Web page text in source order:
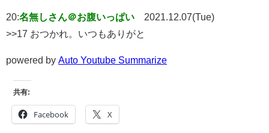
20:名無しさん＠お腹いっぱい
2021.12.07(Tue)
>>17 おつかれ。いつもありがと
powered by Auto Youtube Summarize
共有:
Facebook X